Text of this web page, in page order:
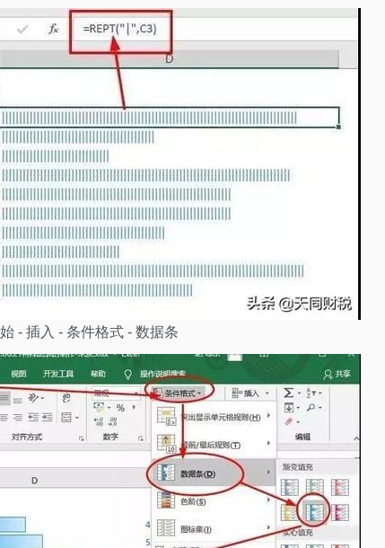
- 插入 - 条件格式 - 数据条